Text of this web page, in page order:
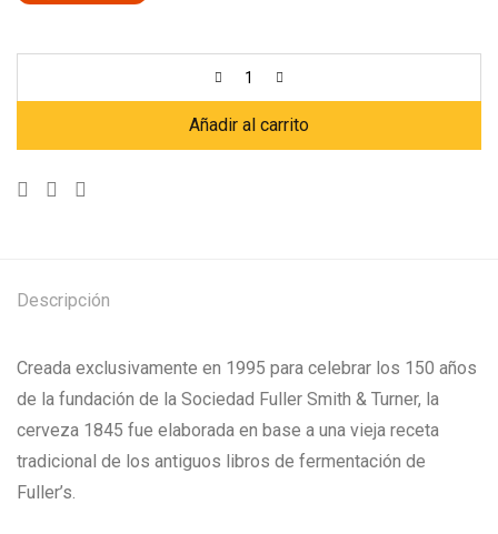
Añadir al carrito
Descripción
Creada exclusivamente en 1995 para celebrar los 150 años
de la fundación de la Sociedad Fuller Smith & Turner, la
cerveza 1845 fue elaborada en base a una vieja receta
tradicional de los antiguos libros de fermentación de
Fuller’s.